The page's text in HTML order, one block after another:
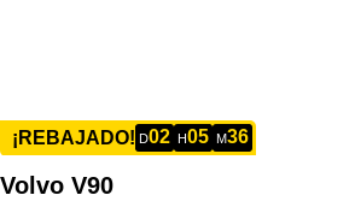
¡REBAJADO! D02 H05 M36
Volvo V90